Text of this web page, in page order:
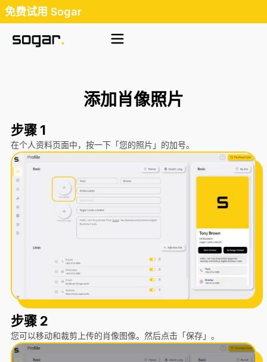
跳
至
免费试用 Sogar
添加肖像照片
步骤 1
在个人资料页面中，按一下「您的照片」的加号。
步骤 2
您可以移动和裁剪上传的肖像图像。然后点击「保存」。